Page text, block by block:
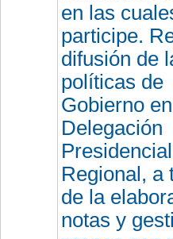
en las
participe.
difusión de
políticas de
Gobierno
Delegación
Presidencial
Regional, a
de la
notas y